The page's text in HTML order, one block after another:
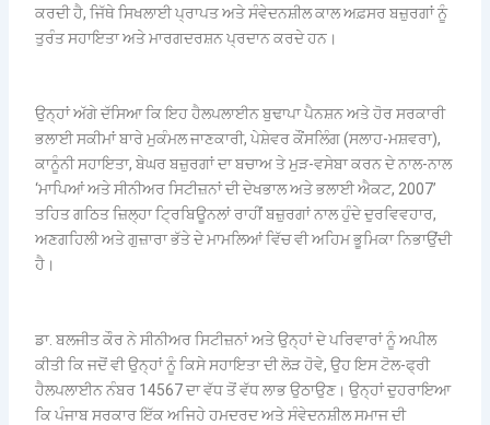
ਕਰਦੀ ਹੈ, ਜਿੱਥੇ ਸਿਖਲਾਈ ਪ੍ਰਾਪਤ ਅਤੇ ਸੰਵੇਦਨਸ਼ੀਲ ਕਾਲ ਅਫ਼ਸਰ ਬਜ਼ੁਰਗਾਂ ਨੂੰ
ਤੁਰੰਤ ਸਹਾਇਤਾ ਅਤੇ ਮਾਰਗਦਰਸ਼ਨ ਪ੍ਰਦਾਨ ਕਰਦੇ ਹਨ।
ਉਨ੍ਹਾਂ ਅੱਗੇ ਦੱਸਿਆ ਕਿ ਇਹ ਹੈਲਪਲਾਈਨ ਬੁਢਾਪਾ ਪੈਨਸ਼ਨ ਅਤੇ ਹੋਰ ਸਰਕਾਰੀ
ਭਲਾਈ ਸਕੀਮਾਂ ਬਾਰੇ ਮੁਕੰਮਲ ਜਾਣਕਾਰੀ, ਪੇਸ਼ੇਵਰ ਕੌਂਸਲਿੰਗ (ਸਲਾਹ-ਮਸ਼ਵਰਾ),
ਕਾਨੂੰਨੀ ਸਹਾਇਤਾ, ਬੇਘਰ ਬਜ਼ੁਰਗਾਂ ਦਾ ਬਚਾਅ ਤੇ ਮੁੜ-ਵਸੇਬਾ ਕਰਨ ਦੇ ਨਾਲ-ਨਾਲ
‘ਮਾਪਿਆਂ ਅਤੇ ਸੀਨੀਅਰ ਸਿਟੀਜ਼ਨਾਂ ਦੀ ਦੇਖਭਾਲ ਅਤੇ ਭਲਾਈ ਐਕਟ, 2007’
ਤਹਿਤ ਗਠਿਤ ਜ਼ਿਲ੍ਹਾ ਟ੍ਰਿਬਿਊਨਲਾਂ ਰਾਹੀਂ ਬਜ਼ੁਰਗਾਂ ਨਾਲ ਹੁੰਦੇ ਦੁਰਵਿਵਹਾਰ,
ਅਣਗਹਿਲੀ ਅਤੇ ਗੁਜ਼ਾਰਾ ਭੱਤੇ ਦੇ ਮਾਮਲਿਆਂ ਵਿੱਚ ਵੀ ਅਹਿਮ ਭੂਮਿਕਾ ਨਿਭਾਉਂਦੀ
ਹੈ।
ਡਾ. ਬਲਜੀਤ ਕੌਰ ਨੇ ਸੀਨੀਅਰ ਸਿਟੀਜ਼ਨਾਂ ਅਤੇ ਉਨ੍ਹਾਂ ਦੇ ਪਰਿਵਾਰਾਂ ਨੂੰ ਅਪੀਲ
ਕੀਤੀ ਕਿ ਜਦੋਂ ਵੀ ਉਨ੍ਹਾਂ ਨੂੰ ਕਿਸੇ ਸਹਾਇਤਾ ਦੀ ਲੋੜ ਹੋਵੇ, ਉਹ ਇਸ ਟੋਲ-ਫ੍ਰੀ
ਹੈਲਪਲਾਈਨ ਨੰਬਰ 14567 ਦਾ ਵੱਧ ਤੋਂ ਵੱਧ ਲਾਭ ਉਠਾਉਣ। ਉਨ੍ਹਾਂ ਦੁਹਰਾਇਆ
ਕਿ ਪੰਜਾਬ ਸਰਕਾਰ ਇੱਕ ਅਜਿਹੇ ਹਮਦਰਦ ਅਤੇ ਸੰਵੇਦਨਸ਼ੀਲ ਸਮਾਜ ਦੀ